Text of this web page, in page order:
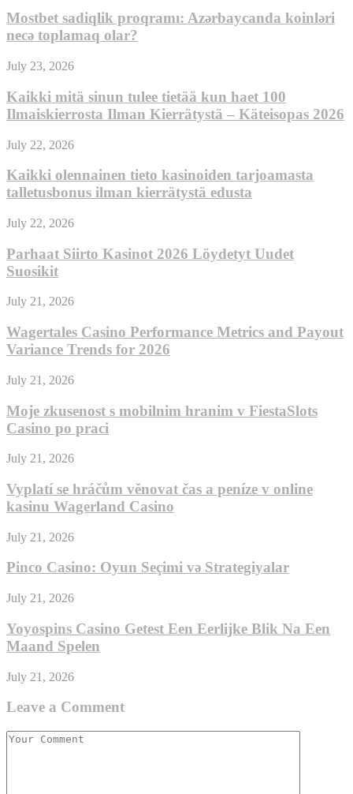
Mostbet sadiqlik proqramı: Azərbaycanda koinləri
necə toplamaq olar?
July 23, 2026
Kaikki mitä sinun tulee tietää kun haet 100
Ilmaiskierrosta Ilman Kierrätystä – Käteisopas 2026
July 22, 2026
Kaikki olennainen tieto kasinoiden tarjoamasta
talletusbonus ilman kierrätystä edusta
July 22, 2026
Parhaat Siirto Kasinot 2026 Löydetyt Uudet
Suosikit
July 21, 2026
Wagertales Casino Performance Metrics and Payout
Variance Trends for 2026
July 21, 2026
Moje zkusenost s mobilnim hranim v FiestaSlots
Casino po praci
July 21, 2026
Vyplatí se hráčům věnovat čas a peníze v online
kasinu Wagerland Casino
July 21, 2026
Pinco Casino: Oyun Seçimi və Strategiyalar
July 21, 2026
Yoyospins Casino Getest Een Eerlijke Blik Na Een
Maand Spelen
July 21, 2026
Leave a Comment